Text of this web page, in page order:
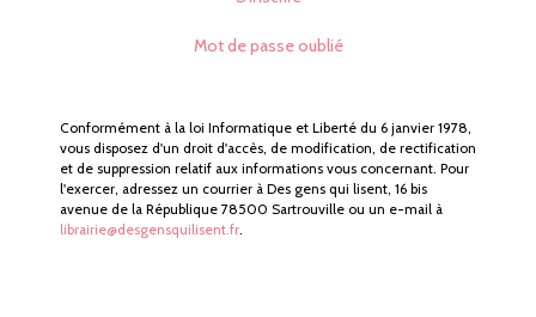
Mot de passe oublié
Conformément à la loi Informatique et Liberté du 6 janvier 1978,
vous disposez d'un droit d'accès, de modification, de rectification
et de suppression relatif aux informations vous concernant. Pour
l'exercer, adressez un courrier à Des gens qui lisent, 16 bis
avenue de la République 78500 Sartrouville ou un e-mail à
librairie@desgensquilisent.fr